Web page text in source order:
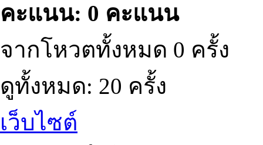
คะแนน: 0 คะแนน
จากโหวตทั้งหมด 0 ครั้ง
ดูทั้งหมด: 20 ครั้ง
เว็บไซต์